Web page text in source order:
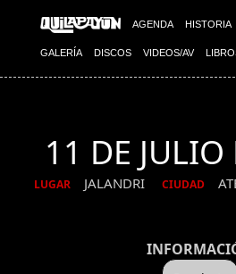
AGENDA HISTORIA
GALERÍA DISCOS VIDEOS/AV
11 DE
LUGAR JALANDRI CIUDAD